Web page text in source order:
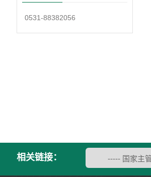
0531-88382056
相关链接：